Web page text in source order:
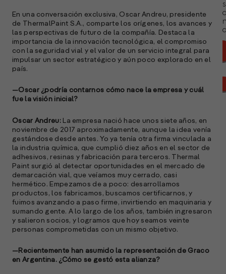
En una conversación exclusiva, Oscar Andreu, presidente
de ThermalPaint S.A., comparte los orígenes, los avances y
las perspectivas de futuro de la compañía. Destaca la
importancia de la innovación tecnológica, el compromiso
con la seguridad vial y el valor de un servicio integral para
impulsar un sector estratégico y aún poco explorado en el
país.
—Oscar ¿podría contarnos cómo nace la empresa y cuál
fue la visión inicial?
Oscar Andreu:La empresa nació hace unos siete años, en
noviembre de 2017 aproximadamente, aunque la idea venía
gestándose desde antes. Yo ya tenía otra firma vinculada a
la industria química, que cumplió diez años en el sector de
adhesivos, resinas y fabricación para terceros. Thermal
Paint surgió al detectar oportunidades en el mercado de
demarcación vial, que veíamos muy cerrado, casi
hermético. Empezamos de a poco: desarrollamos
productos, los fabricamos, buscamos certificarnos, y
fuimos avanzando a paso firme, invirtiendo en maquinaria y
sumando gente. A lo largo de los años, también ingresaron
y salieron socios, y logramos que hoy seamos veinte
personas comprometidas con un mismo objetivo.
—Recientemente han asumido la representación de Graco
en Argentina. ¿Cómo se gestó esta alianza?